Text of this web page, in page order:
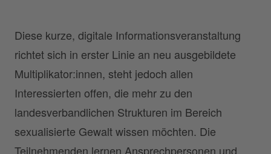
Diese kurze, digitale Informationsveranstaltung
richtet sich in erster Linie an neu ausgebildete
Multiplikator:innen, steht jedoch allen
Interessierten offen, die mehr zu den
landesverbandlichen Strukturen im Bereich
sexualisierte Gewalt wissen möchten. Die
Teilnehmenden lernen Ansprechpersonen und